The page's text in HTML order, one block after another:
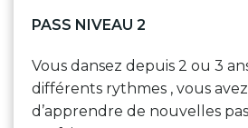
PASS NIVEAU 2
Vous dansez depuis 2 ou 3
différents rythmes , vous
d’apprendre de nouvelles